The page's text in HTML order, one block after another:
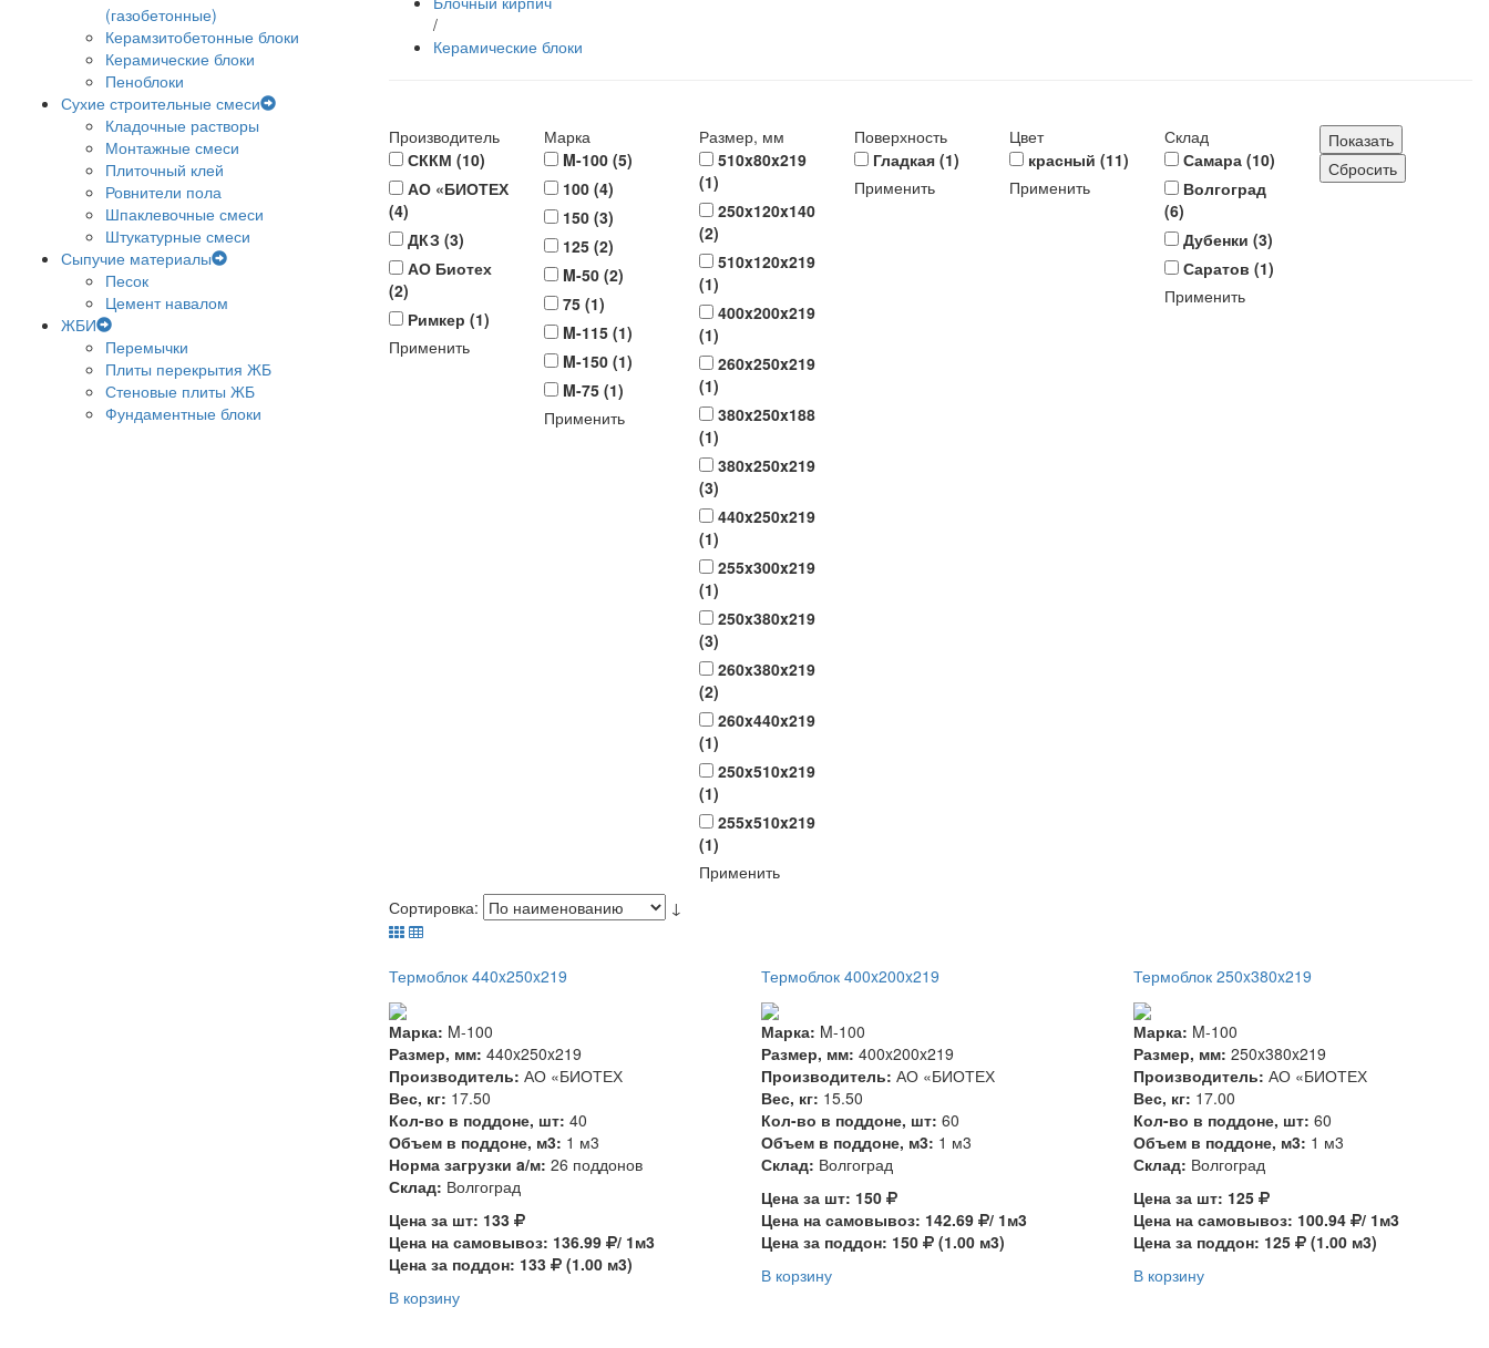
(газобетонные)
Керамзитобетонные блоки
Керамические блоки
Пеноблоки
Сухие строительные смеси
Кладочные растворы
Монтажные смеси
Плиточный клей
Ровнители пола
Шпаклевочные смеси
Штукатурные смеси
Сыпучие материалы
Песок
Цемент навалом
ЖБИ
Перемычки
Плиты перекрытия ЖБ
Стеновые плиты ЖБ
Фундаментные блоки
/
Керамические блоки
Производитель
СККМ (10)
АО «БИОТЕХ
(4)
ДКЗ (3)
АО Биотех
(2)
Римкер (1)
Применить
Марка
M-100 (5)
100 (4)
150 (3)
125 (2)
M-50 (2)
75 (1)
M-115 (1)
M-150 (1)
M-75 (1)
Применить
Размер, мм
510x80x219
(1)
250x120x140
(2)
510x120x219
(1)
400x200x219
(1)
260x250x219
(1)
380x250x188
(1)
380x250x219
(3)
440x250x219
(1)
255x300x219
(1)
250x380x219
(3)
260x380x219
(2)
260x440x219
(1)
250x510x219
(1)
255x510x219
(1)
Применить
Поверхность
Гладкая (1)
Применить
Цвет
красный (11)
Применить
Склад
Самара (10)
Волгоград
(6)
Дубенки (3)
Саратов (1)
Применить
Сортировка: ↓
Термоблок 440x250x219
Марка: M-100
Размер, мм: 440x250x219
Производитель: АО «БИОТЕХ
Вес, кг: 17.50
Кол-во в поддоне, шт: 40
Объем в поддоне, м3: 1 м3
Норма загрузки a/м: 26 поддонов
Склад: Волгоград
Цена за шт: 133
Цена на самовывоз: 136.99
/ 1м3
Цена за поддон: 133
(1.00 м3)
В корзину
Термоблок 400x200x219
Марка: M-100
Размер, мм: 400x200x219
Производитель: АО «БИОТЕХ
Вес, кг: 15.50
Кол-во в поддоне, шт: 60
Объем в поддоне, м3: 1 м3
Склад: Волгоград
Цена за шт: 150
Цена на самовывоз: 142.69
/ 1м3
Цена за поддон: 150
(1.00 м3)
В корзину
Термоблок 250x380x219
Марка: M-100
Размер, мм: 250x380x219
Производитель: АО «БИОТЕХ
Вес, кг: 17.00
Кол-во в поддоне, шт: 60
Объем в поддоне, м3: 1 м3
Склад: Волгоград
Цена за шт: 125
Цена на самовывоз: 100.94
/ 1м3
Цена за поддон: 125
(1.00 м3)
В корзину